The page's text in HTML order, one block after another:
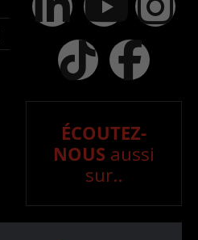
ÉCOUTEZ-
NOUS aussi
sur..